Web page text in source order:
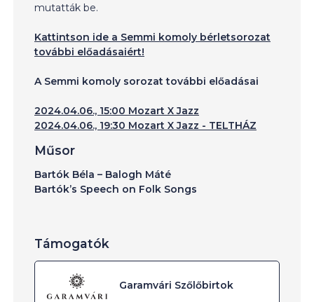
mutatták be.
Kattintson ide a Semmi komoly bérletsorozat
további előadásaiért!
A Semmi komoly sorozat további előadásai
2024.04.06., 15:00 Mozart X Jazz
2024.04.06., 19:30 Mozart X Jazz - TELTHÁZ
Műsor
Bartók Béla – Balogh Máté
Bartók’s Speech on Folk Songs
Támogatók
Garamvári Szőlőbirtok